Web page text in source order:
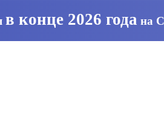
в конце 2026 года на